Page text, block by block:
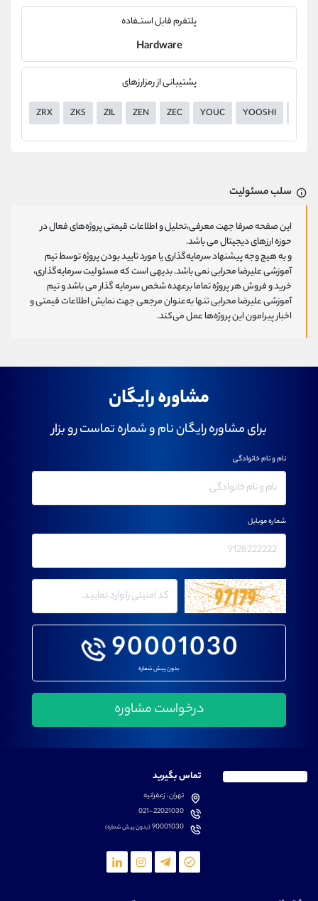
پلتفرم قابل استــفاده
Hardware
پشتیبانی از رمزارزهای
ZRX ZKS ZIL ZEN ZEC YOUC YOOSHI
سلب مسئولیت
این صفحه صرفا جهت معرفی،تحلیل و اطلاعات قیمتی پروژه‌های فعال در
حوزه ارزهای دیجیتال می باشد.
و به هیچ وجه پیشنهاد سرمایه‌گذاری یا مورد تایید بودن پروژه توسط تیم
آموزشی علیرضا محرابی نمی باشد. بدیهی است که مسئولیت سرمایه‌گذاری،
خرید و فروش هر پروژه تماما برعهده شخص سرمایه گذار می باشد و تیم
آموزشی علیرضا محرابی تنها به‌عنوان مرجعی جهت نمایش اطلاعات قیمتی و
اخبار پیرامون این پروژه‌‌ها عمل می‌کند.
مشاوره رایگان
برای مشاوره رایگان نام و شماره تماست رو بزار
90001030
بدون پیش شماره
نام و نام خانوادگی
شماره موبایل
تماس بگیرید
تهران، زعفرانیه
021-22021030
90001030(بدون پیش شماره)